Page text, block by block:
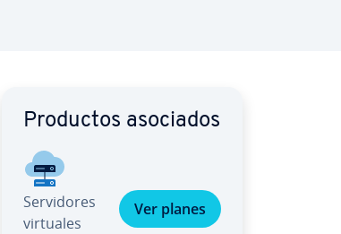
Productos asociados
Se­r­vi­do­res
virtuales
Ver planes